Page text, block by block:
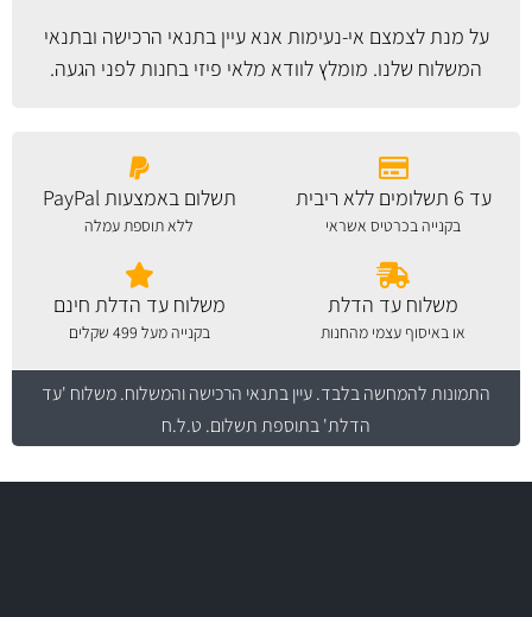
על מנת לצמצם אי-נעימות אנא עייןבתנאי הרכישה ובתנאי
המשלוח שלנו. מומלץ לוודא מלאי פיזי בחנות לפני הגעה.
עד 6 תשלומים ללא ריבית
בקנייה בכרטיס אשראי
תשלום באמצעות PayPal
ללא תוספת עמלה
משלוח עד הדלת
או באיסוף עצמי מהחנות
משלוח עד הדלת חינם
בקנייה מעל 499 שקלים
התמונות להמחשה בלבד.עיין בתנאי הרכישה והמשלוח. משלוח 'עד
הדלת' בתוספת תשלום. ט.ל.ח